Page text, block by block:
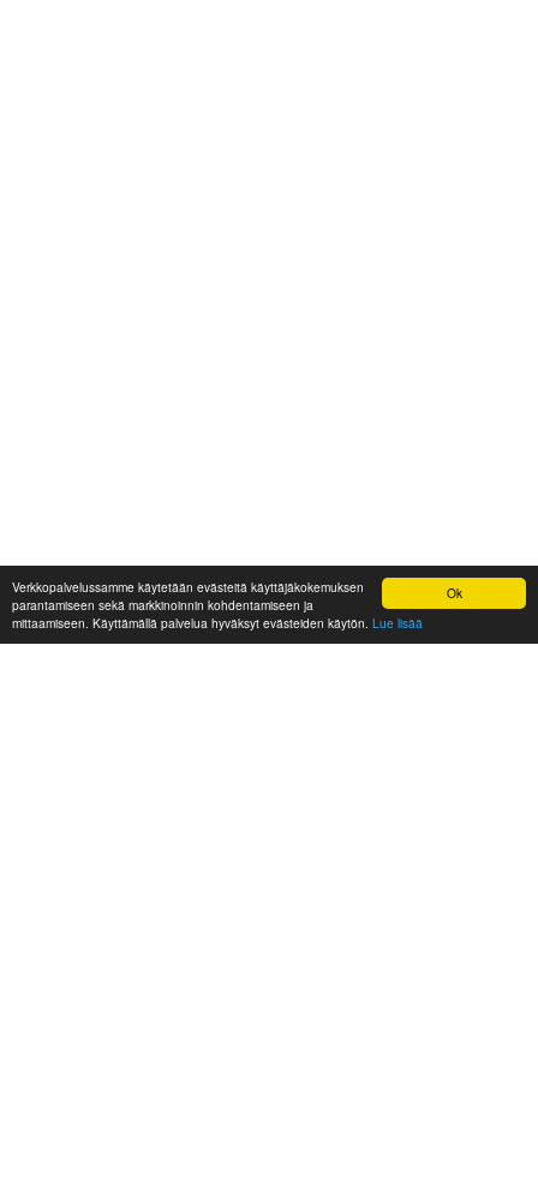
Ok
Verkkopalvelussamme käytetään evästeitä käyttäjäkokemuksen
parantamiseen sekä markkinoinnin kohdentamiseen ja
mittaamiseen. Käyttämällä palvelua hyväksyt evästeiden käytön. Lue lisää